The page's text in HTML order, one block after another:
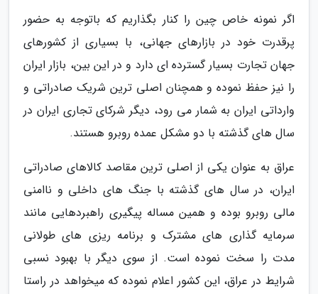
اگر نمونه خاص چین را کنار بگذاریم که باتوجه به حضور
پرقدرت خود در بازارهای جهانی، با بسیاری از کشورهای
جهان تجارت بسیار گسترده ای دارد و در این بین، بازار ایران
را نیز حفظ نموده و همچنان اصلی ترین شریک صادراتی و
وارداتی ایران به شمار می رود، دیگر شرکای تجاری ایران در
سال های گذشته با دو مشکل عمده روبرو هستند.
عراق به عنوان یکی از اصلی ترین مقاصد کالاهای صادراتی
ایران، در سال های گذشته با جنگ های داخلی و ناامنی
مالی روبرو بوده و همین مساله پیگیری راهبردهایی مانند
سرمایه گذاری های مشترک و برنامه ریزی های طولانی
مدت را سخت نموده است. از سوی دیگر با بهبود نسبی
شرایط در عراق، این کشور اعلام نموده که میخواهد در راستا